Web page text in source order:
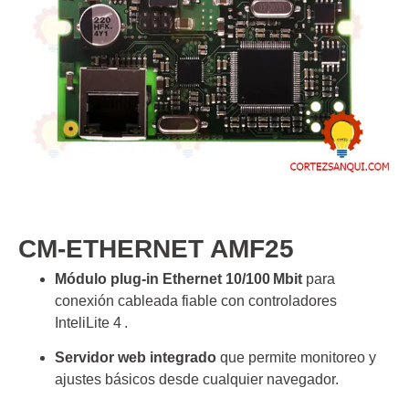
CM-ETHERNET AMF25
Módulo plug‑in Ethernet 10/100 Mbit para
conexión cableada fiable con controladores
InteliLite 4 .
Servidor web integrado que permite monitoreo y
ajustes básicos desde cualquier navegador.